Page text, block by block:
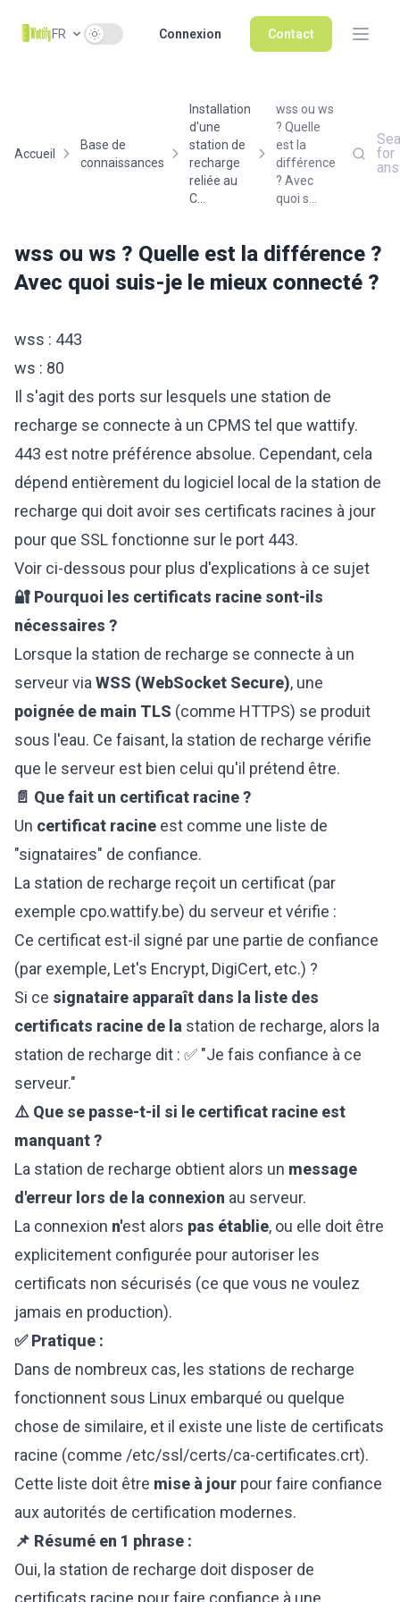
FR Use setting Connexion Contact
Accueil
Base de
connaissances
Installation
d'une
station de
recharge
reliée au
C...
wss ou ws
? Quelle
est la
différence
? Avec
quoi s...
for
wss ou ws ? Quelle est la différence ?
Avec quoi suis-je le mieux connecté ?
wss : 443
ws : 80
Il s'agit des ports sur lesquels une station de
recharge se connecte à un CPMS tel que wattify.
443 est notre préférence absolue. Cependant, cela
dépend entièrement du logiciel local de la station de
recharge qui doit avoir ses certificats racines à jour
pour que SSL fonctionne sur le port 443.
Voir ci-dessous pour plus d'explications à ce sujet
🔐 Pourquoi les certificats racine sont-ils
nécessaires ?
Lorsque la station de recharge se connecte à un
serveur via WSS (WebSocket Secure), une
poignée de main TLS (comme HTTPS) se produit
sous l'eau. Ce faisant, la station de recharge vérifie
que le serveur est bien celui qu'il prétend être.
📄 Que fait un certificat racine ?
Un certificat racine est comme une liste de
"signataires" de confiance.
La station de recharge reçoit un certificat (par
exemple cpo.wattify.be) du serveur et vérifie :
Ce certificat est-il signé par une partie de confiance
(par exemple, Let's Encrypt, DigiCert, etc.) ?
Si ce signataire apparaît dans la liste des
certificats racine de la station de recharge, alors la
station de recharge dit : ✅ "Je fais confiance à ce
serveur."
⚠️ Que se passe-t-il si le certificat racine est
manquant ?
La station de recharge obtient alors un message
d'erreur lors de la connexion au serveur.
La connexion n'est alors pas établie, ou elle doit être
explicitement configurée pour autoriser les
certificats non sécurisés (ce que vous ne voulez
jamais en production).
✅ Pratique :
Dans de nombreux cas, les stations de recharge
fonctionnent sous Linux embarqué ou quelque
chose de similaire, et il existe une liste de certificats
racine (comme /etc/ssl/certs/ca-certificates.crt).
Cette liste doit être mise à jour pour faire confiance
aux autorités de certification modernes.
📌 Résumé en 1 phrase :
Oui, la station de recharge doit disposer de
certificats racine pour faire confiance à une